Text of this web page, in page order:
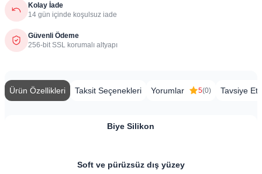
Kolay İade
14 gün içinde koşulsuz iade
Güvenli Ödeme
256-bit SSL korumalı altyapı
Ürün Özellikleri Taksit Seçenekleri Yorumlar 5(0) Tavsiye Et
Biye Silikon
​​Soft ve pürüzsüz dış yüzey